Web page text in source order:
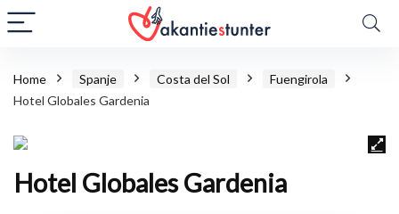
Home Spanje Costa del Sol
Fuengirola
Hotel Globales Gardenia
Hotel Globales Gardenia